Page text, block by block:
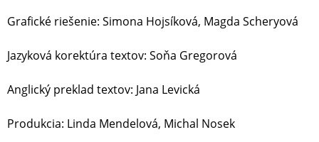
Grafické riešenie: Simona Hojsíková, Magda Scheryová
Jazyková korektúra textov: Soňa Gregorová
Anglický preklad textov: Jana Levická
Produkcia: Linda Mendelová, Michal Nosek